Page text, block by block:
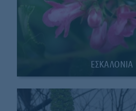
ΕΣΚΑΛΟΝΙΑ